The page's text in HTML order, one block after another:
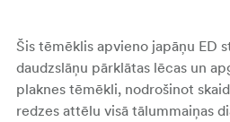
Šis tēmēklis apvieno japāņu ED
daudzslāņu pārklātas lēcas un
plaknes tēmēkli, nodrošinot
redzes attēlu visā tālummaiņas